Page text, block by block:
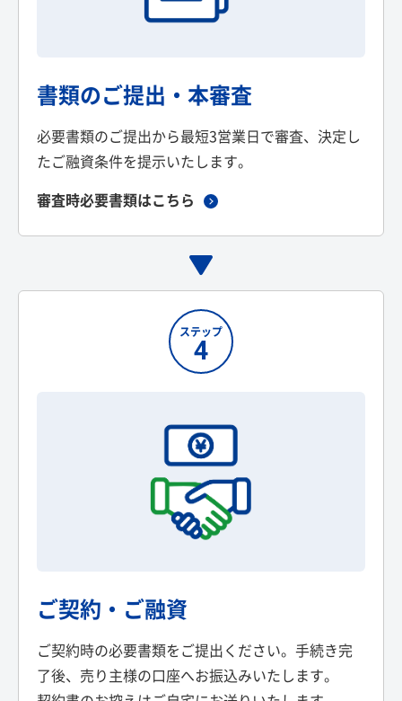
書類のご提出・本審査
必要書類のご提出から最短3営業日で審査、決定し
たご融資条件を提示いたします。
審査時必要書類はこちら
ステップ
4
ご契約・ご融資
ご契約時の必要書類をご提出ください。手続き完
了後、売り主様の口座へお振込みいたします。